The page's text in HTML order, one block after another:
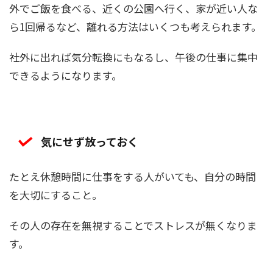
外でご飯を食べる、近くの公園へ行く、家が近い人な
ら1回帰るなど、離れる方法はいくつも考えられます。
社外に出れば気分転換にもなるし、午後の仕事に集中
できるようになります。
気にせず放っておく
たとえ休憩時間に仕事をする人がいても、自分の時間
を大切にすること。
その人の存在を無視することでストレスが無くなりま
す。